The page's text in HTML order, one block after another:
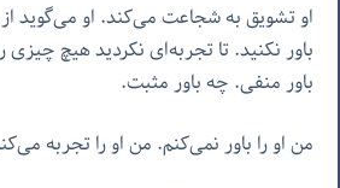
او تشویق به شجاعت می‌کند. او
باور نکنید. تا تجربه‌ای نکردید هیچ چیزی
باور منفی. چه باور مثبت.
من او را باور نمی‌کنم. من او را تجربه